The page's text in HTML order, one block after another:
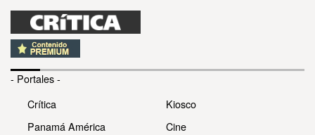
- Portales -
Crítica
Panamá América
Kiosco
Cine